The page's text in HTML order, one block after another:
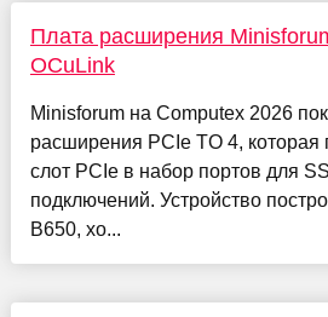
Плата расширения
OCuLink
Minisforum на Computex 2026
расширения PCIe TO 4, которая
слот PCIe в набор портов для
подключений. Устройство
B650, хо...